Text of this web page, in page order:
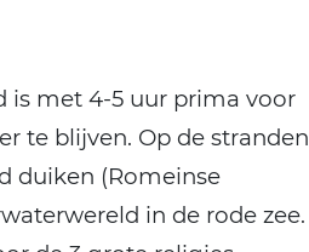
is met 4-5 uur prima voor
te blijven. Op de stranden
duiken (Romeinse
in de rode zee.